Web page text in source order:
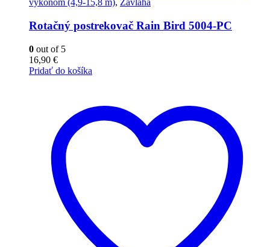
výkonom (4,9-15,8 m), Závlaha
Rotačný postrekovač Rain Bird 5004-PC
0 out of 5
16,90 €
Pridať do košíka